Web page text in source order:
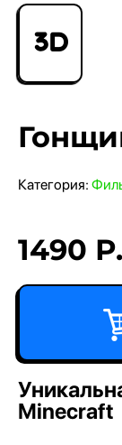
3D
Категория:
1490 Р.
Minecraft